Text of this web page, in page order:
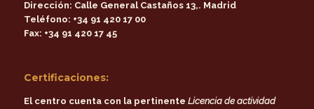
Dirección: Calle General Castaños 13,. Madrid
Teléfono: +34 91 420 17 00
Fax: +34 91 420 17 45
Certificaciones:
El centro cuenta con la pertinente Licencia de actividad